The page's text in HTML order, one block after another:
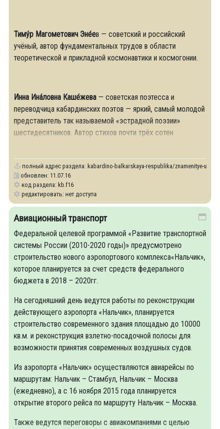
Тиму́р Магометович Эне́ев — советский и российский
учёный, автор фундаментальных трудов в области
теоретической и прикладной космонавтики и космогонии.
И́нна Ина́ловна Каше́жева — советская поэтесса и
переводчица кабардинских поэтов — яркий, самый молодой
представитель так называемой «эстрадной поэзии»
шестидесятников. Автор стихов почти трёх сотен
полный адрес раздела: kabardino-balkarskaya-respublika/znamenitye-
обновлен: 11.07.16
код раздела: kb.f16
редактировать: нет доступа
Авиационный транспорт
Федеральной целевой программой «Развитие транспортной
системы России (2010-2020 годы)» предусмотрено
строительство нового аэропортового комплекса«Нальчик»,
которое планируется за счет средств федерального
бюджета в 2018 – 2020гг.
На сегодняшний день ведутся работы по реконструкции
действующего аэропорта «Нальчик», планируется
строительство современного здания площадью до 10000
кв.м. и реконструкция взлетно-посадочной полосы для
возможности принятия современных воздушных судов.
Из аэропорта «Нальчик» осуществляются авиарейсы по
маршрутам: Нальчик – Стамбул, Нальчик – Москва
(ежедневно), а с 16 ноября 2015 года планируется
открытие второго рейса по маршруту Нальчик – Москва.
Также ведутся переговоры с авиакомпаниями с целью